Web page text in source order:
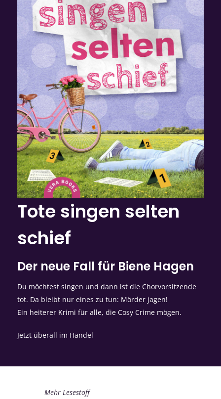
Tote singen selten
schief
Der neue Fall für Biene Hagen
Du möchtest singen und dann ist die Chorvorsitzende
tot. Da bleibt nur eines zu tun: Mörder jagen!
Ein heiterer Krimi für alle, die Cosy Crime mögen.
Jetzt überall im Handel
Mehr Lesestoff